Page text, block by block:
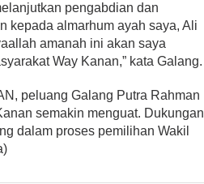
pengabdian dan
kepada almarhum ayah saya, Ali
amanah ini akan saya
Way Kanan,” kata Galang.
peluang Galang Putra Rahman
semakin menguat. Dukungan
dalam proses pemilihan Wakil